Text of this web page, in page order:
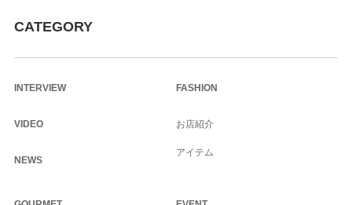
CATEGORY
INTERVIEW
VIDEO
NEWS
FASHION
お店紹介
アイテム